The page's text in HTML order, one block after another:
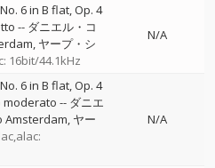
6 in B flat, Op. 4
-- ダニエル・コ
ヤープ・シ
16bit/44.1kHz
N/A
6 in B flat, Op. 4
moderato -- ダニエ
Amsterdam ヤー
N/A